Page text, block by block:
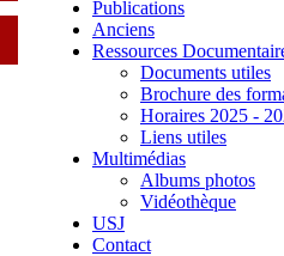
Publications
Anciens
Ressources
Documents utiles
Brochure des
Horaires 2025 -
Liens utiles
Multimédias
Albums photos
Vidéothèque
USJ
Contact